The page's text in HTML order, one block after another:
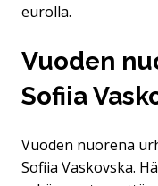
eurolla.
Vuoden
Sofiia
Vuoden nuorena
Sofiia Vaskovska.